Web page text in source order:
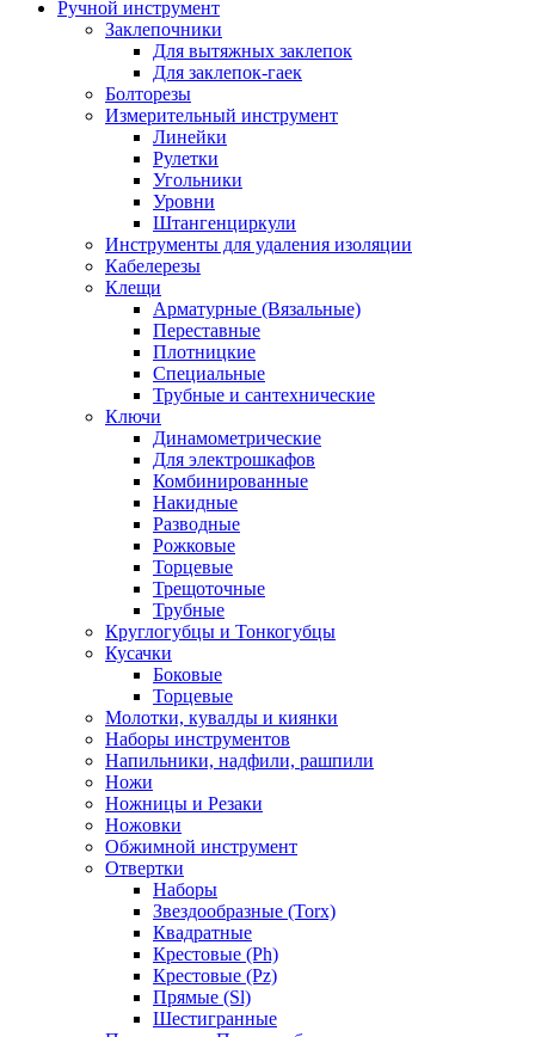
Ручной инструмент
Заклепочники
Для вытяжных заклепок
Для заклепок-гаек
Болторезы
Измерительный инструмент
Линейки
Рулетки
Угольники
Уровни
Штангенциркули
Инструменты для удаления изоляции
Кабелерезы
Клещи
Арматурные (Вязальные)
Переставные
Плотницкие
Специальные
Трубные и сантехнические
Ключи
Динамометрические
Для электрошкафов
Комбинированные
Накидные
Разводные
Рожковые
Торцевые
Трещоточные
Трубные
Круглогубцы и Тонкогубцы
Кусачки
Боковые
Торцевые
Молотки, кувалды и киянки
Наборы инструментов
Напильники, надфили, рашпили
Ножи
Ножницы и Резаки
Ножовки
Обжимной инструмент
Отвертки
Наборы
Звездообразные (Torx)
Квадратные
Крестовые (Ph)
Крестовые (Pz)
Прямые (Sl)
Шестигранные